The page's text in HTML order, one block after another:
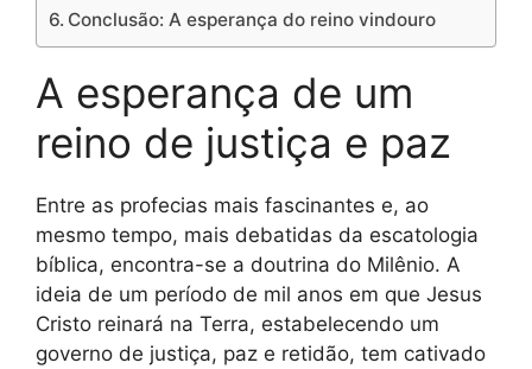
Conclusão: A esperança do reino vindouro
A esperança de um
reino de justiça e paz
Entre as profecias mais fascinantes e, ao
mesmo tempo, mais debatidas da escatologia
bíblica, encontra-se a doutrina do Milênio. A
ideia de um período de mil anos em que Jesus
Cristo reinará na Terra, estabelecendo um
governo de justiça, paz e retidão, tem cativado